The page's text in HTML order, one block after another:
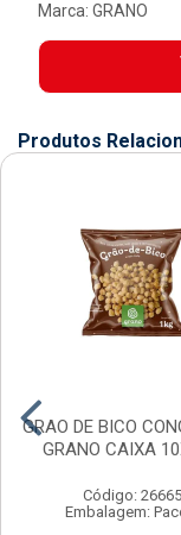
Marca: GRANO
Produtos
GRAO DE BICO
GRANO CAIXA
Código: 26665
Embalagem: